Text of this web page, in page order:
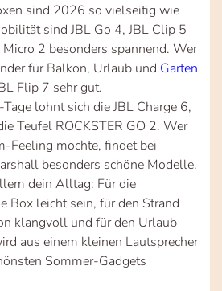
sind 2026 so vielseitig wie
sind JBL Go 4, JBL Clip 5
2 besonders spannend. Wer
für Balkon, Urlaub und Garten
Flip 7 sehr gut.
lohnt sich die JBL Charge 6,
Teufel ROCKSTER GO 2. Wer
Feeling möchte, findet bei
besonders schöne Modelle.
dein Alltag: Für die
Box leicht sein, für den Strand
klangvoll und für den Urlaub
aus einem kleinen Lautsprecher
Sommer-Gadgets